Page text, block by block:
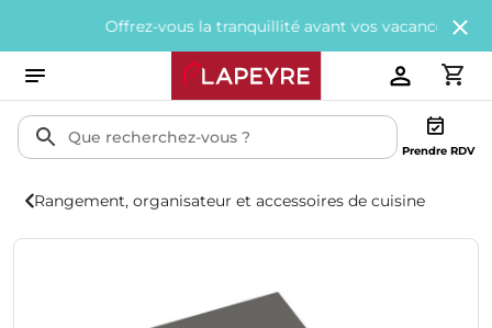
Offrez-vous la tranquillité avant vos vacances avec200€
Prendre RDV
Rangement, organisateur et accessoires de cuisine